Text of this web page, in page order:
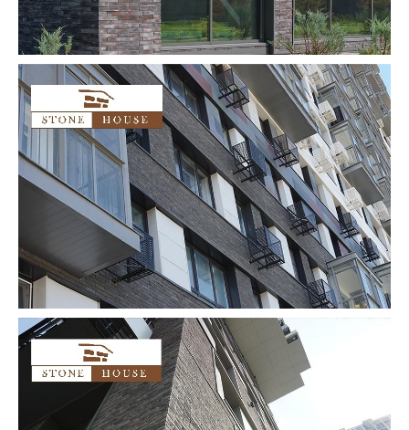
Облицовочный камень
Навесные фасады
Пошаговые дорожки
Заборные столбы
Оголовки заборных столбов
[Каталог] [Галерея]
[О компании]
[Информация]
[Сотрудничество]
[Контакты]
Политика в отношении
обработки персональных
[Адрес:]
Приморский край,
г. Владивосток,
ул. Бородинская 46/50